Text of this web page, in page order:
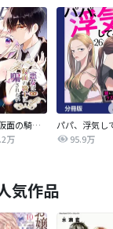
悪女は仮面の騎士に騙されない
万
95.9万
気作品